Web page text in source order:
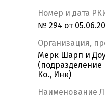
Номер и дата
№ 294 от
Организация,
Мерк Шарп и
Ко., Инк)
Наименование